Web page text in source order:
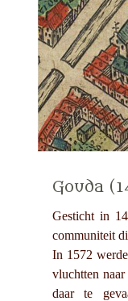
Gouda
Gesticht in
communiteit
In 1572
vluchtten
daar te